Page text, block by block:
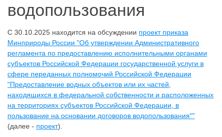
водопользования
С 30.10.2025 находится на обсуждении проект приказа
Минприроды России "Об утверждении Административного
регламента по предоставлению исполнительными органами
субъектов Российской Федерации государственной услуги в
сфере переданных полномочий Российской Федерации
"Предоставление водных объектов или их частей,
находящихся в федеральной собственности и расположенных
на территориях субъектов Российской Федерации, в
пользование на основании договоров водопользования""
(далее - проект).